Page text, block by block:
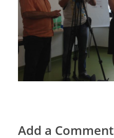
Add a Comment